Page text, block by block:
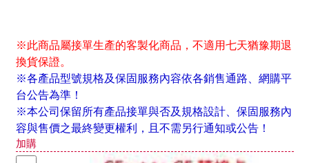
※此商品屬接單生產的客製化商品，不適用七天猶豫期退
換貨保證。
※各產品型號規格及保固服務內容依各銷售通路、網購平
台公告為準！
※本公司保留所有產品接單與否及規格設計、保固服務內
容與售價之最終變更權利，且不需另行通知或公告！
加購